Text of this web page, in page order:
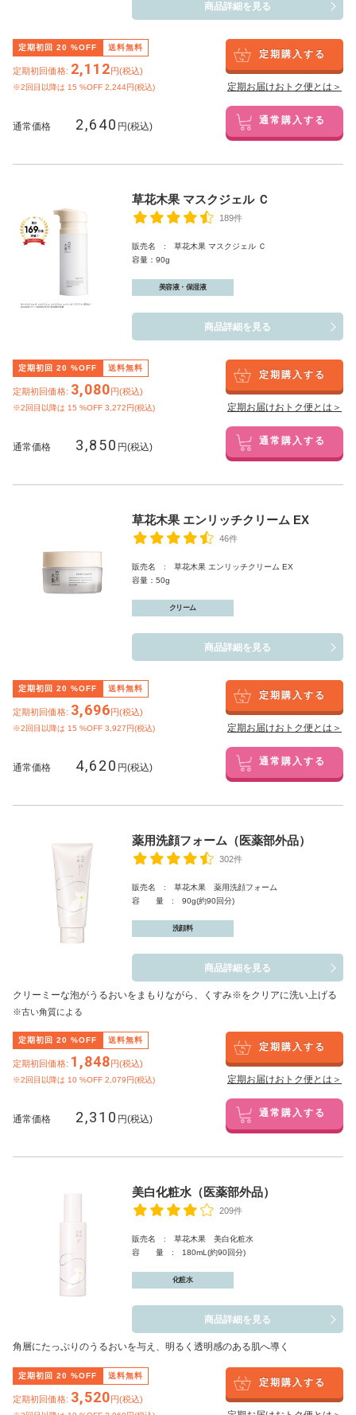
商品詳細を見る
定期初回 20 %OFF 送料無料
定期初回価格: 2,112円(税込)
※2回目以降は 15 %OFF 2,244円(税込)
定期購入する
定期お届けおトク便とは＞
通常価格 2,640 円(税込) 通常購入する
草花木果 マスクジェル Ｃ
189件
販売名 : 草花木果 マスクジェル Ｃ
容量：90g
美容液・保湿液
商品詳細を見る
定期初回 20 %OFF 送料無料
定期初回価格: 3,080円(税込)
※2回目以降は 15 %OFF 3,272円(税込)
定期購入する
定期お届けおトク便とは＞
通常価格 3,850 円(税込) 通常購入する
草花木果 エンリッチクリーム EX
46件
販売名 : 草花木果 エンリッチクリーム EX
容量：50g
クリーム
商品詳細を見る
定期初回 20 %OFF 送料無料
定期初回価格: 3,696円(税込)
※2回目以降は 15 %OFF 3,927円(税込)
定期購入する
定期お届けおトク便とは＞
通常価格 4,620 円(税込) 通常購入する
薬用洗顔フォーム（医薬部外品）
302件
販売名 : 草花木果 薬用洗顔フォーム
容 量 : 90g(約90回分)
洗顔料
商品詳細を見る
クリーミーな泡がうるおいをまもりながら、くすみ※をクリアに洗い上げる
※古い角質による
定期初回 20 %OFF 送料無料
定期初回価格: 1,848円(税込)
※2回目以降は 10 %OFF 2,079円(税込)
定期購入する
定期お届けおトク便とは＞
通常価格 2,310 円(税込) 通常購入する
美白化粧水（医薬部外品）
209件
販売名 : 草花木果 美白化粧水
容 量 : 180mL(約90回分)
化粧水
商品詳細を見る
角層にたっぷりのうるおいを与え、明るく透明感のある肌へ導く
定期初回 20 %OFF 送料無料
定期初回価格: 3,520円(税込)
定期購入する